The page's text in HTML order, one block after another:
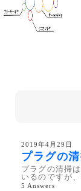
2019年4月29日
プラグの
プラグの清掃
いるのですが
5 Answers